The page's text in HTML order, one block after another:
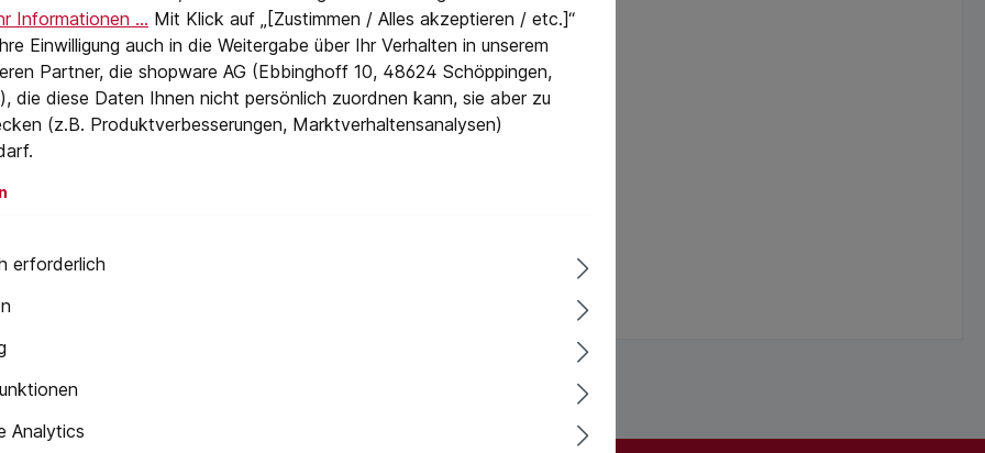
Informationen ... Mit Klick auf „[Zustimmen / Alles akzeptieren / etc.]“
Einwilligung auch in die Weitergabe über Ihr Verhalten in unserem
Partner, die shopware AG (Ebbinghoff 10, 48624 Schöppingen,
die diese Daten Ihnen nicht persönlich zuordnen kann, sie aber zu
(z.B. Produktverbesserungen, Marktverhaltensanalysen)
erforderlich
Analytics